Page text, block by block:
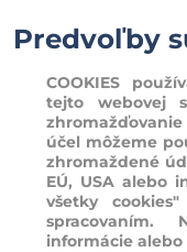
Predvoľby
COOKIES
tejto webovej
účel môžeme
zhromaždené
EÚ, USA alebo
všetky
spracovaním.
informácie